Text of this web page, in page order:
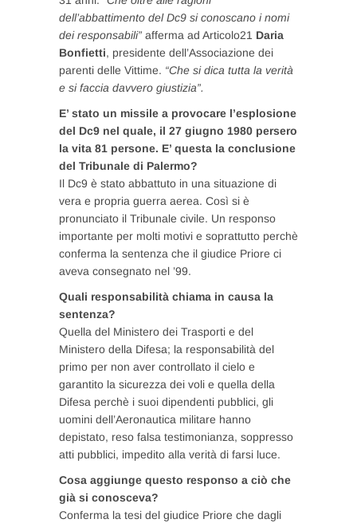
dell’abbattimento del Dc9 si conoscano i nomi
dei responsabili” afferma ad Articolo21 Daria
Bonfietti, presidente dell’Associazione dei
parenti delle Vittime. “Che si dica tutta la verità
e si faccia davvero giustizia”.
E’ stato un missile a provocare l’esplosione
del Dc9 nel quale, il 27 giugno 1980 persero
la vita 81 persone. E’ questa la conclusione
del Tribunale di Palermo?
Il Dc9 è stato abbattuto in una situazione di
vera e propria guerra aerea. Così si è
pronunciato il Tribunale civile. Un responso
importante per molti motivi e soprattutto perchè
conferma la sentenza che il giudice Priore ci
aveva consegnato nel ’99.
Quali responsabilità chiama in causa la
sentenza?
Quella del Ministero dei Trasporti e del
Ministero della Difesa; la responsabilità del
primo per non aver controllato il cielo e
garantito la sicurezza dei voli e quella della
Difesa perchè i suoi dipendenti pubblici, gli
uomini dell’Aeronautica militare hanno
depistato, reso falsa testimonianza, soppresso
atti pubblici, impedito alla verità di farsi luce.
Cosa aggiunge questo responso a ciò che
già si conosceva?
Conferma la tesi del giudice Priore che dagli